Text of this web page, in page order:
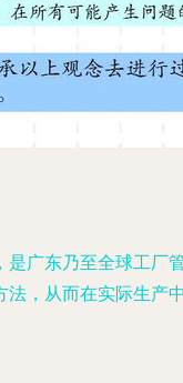
广东乃至全球工
，从而在实际生